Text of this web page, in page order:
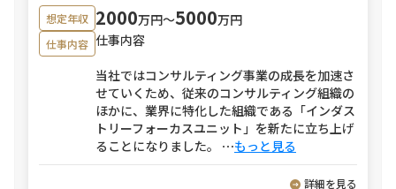
想定年収 2000万円〜5000万円
仕事内容 仕事内容
当社ではコンサルティング事業の成長を加速さ
せていくため、従来のコンサルティング組織の
ほかに、業界に特化した組織である「インダス
トリーフォーカスユニット」を新たに立ち上げ
ることになりました。 ⋯もっと見る
詳細を見る